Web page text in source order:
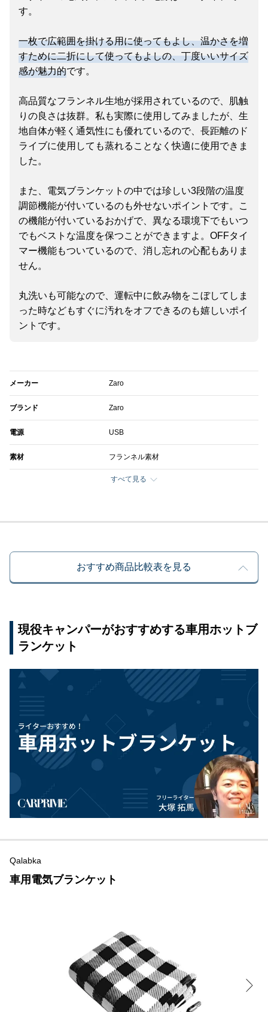
す。
一枚で広範囲を掛ける用に使ってもよし、温かさを増
すために二折にして使ってもよしの、丁度いいサイズ
感が魅力的です。
高品質なフランネル生地が採用されているので、肌触
りの良さは抜群。私も実際に使用してみましたが、生
地自体が軽く通気性にも優れているので、長距離のド
ライブに使用しても蒸れることなく快適に使用できま
した。
また、電気ブランケットの中では珍しい3段階の温度
調節機能が付いているのも外せないポイントです。こ
の機能が付いているおかげで、異なる環境下でもいつ
でもベストな温度を保つことができますよ。OFFタイ
マー機能もついているので、消し忘れの心配もありま
せん。
丸洗いも可能なので、運転中に飲み物をこぼしてしま
った時などもすぐに汚れをオフできるのも嬉しいポイ
ントです。
メーカー Zaro
ブランド Zaro
電源 USB
素材 フランネル素材
すべて見る
おすすめ商品比較表を見る
現役キャンパーがおすすめする車用ホットブ
ランケット
Qalabka
車用電気ブランケット